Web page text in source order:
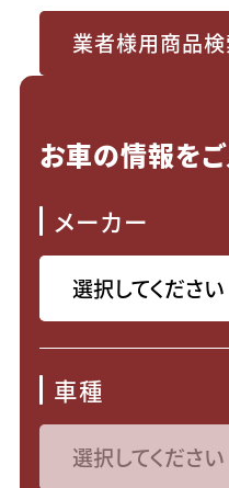
業者様用商品検
お車の情報を
メーカー
車種